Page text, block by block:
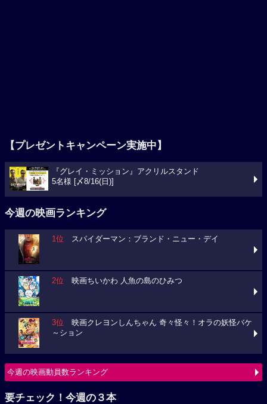
【プレゼントキャンペーン実施中】
『グレイ・ミッション』アクリルスタンド
5名様 [〆8/16(日)]
今週の映画ランキング
1位 スパイダーマン：ブランド・ニュー・デイ
2位 映画ちいかわ 人魚の島のひみつ
3位 映画クレヨンしんちゃん 奇々怪々！オラの妖怪バケ
～ション
今週の映画動員数ランキング
要チェック！今週の３本